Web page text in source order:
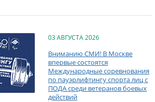
03 АВГУСТА 2026
Вниманию СМИ! В Москве
впервые состоятся
Международные соревнования
по пауэрлифтингу спорта лиц с
ПОДА среди ветеранов боевых
действий